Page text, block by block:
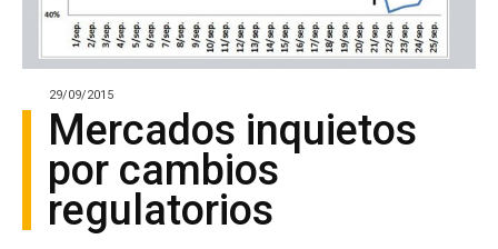
29/09/2015
Mercados inquietos
por cambios
regulatorios